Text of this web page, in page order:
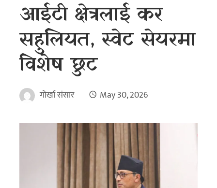
आईटी क्षेत्रलाई कर
सहुलियत, स्वेट सेयरमा
विशेष छुट
गोर्खा संसार May 30, 2026